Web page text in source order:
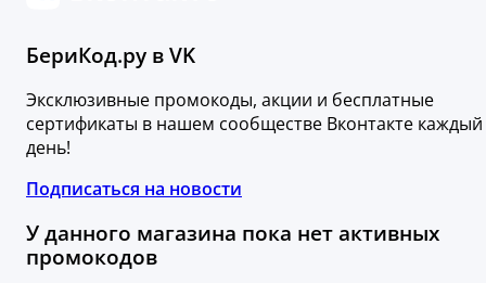
БериКод.ру в VK
Эксклюзивные промокоды, акции и бесплатные
сертификаты в нашем сообществе Вконтакте каждый
день!
Подписаться на новости
У данного магазина пока нет активных
промокодов